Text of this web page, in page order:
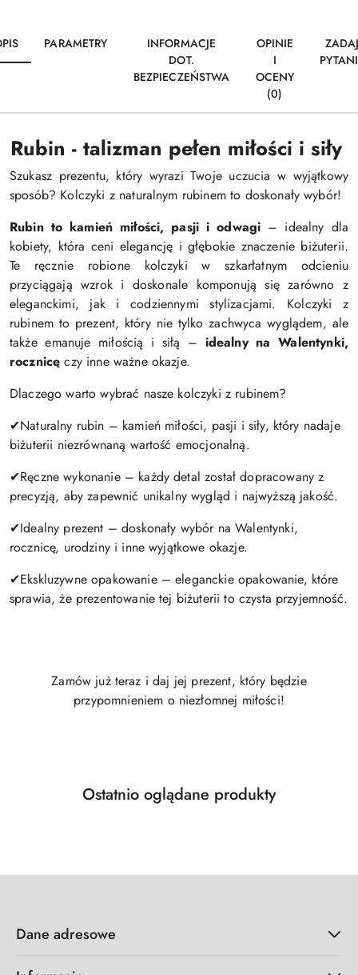
PARAMETRY
INFORMACJE
DOT.
BEZPIECZEŃSTWA
OPINIE
I
OCENY
(0)
Rubin - talizman pełen miłości i siły
Szukasz prezentu, który wyrazi Twoje uczucia w wyjątkowy
sposób? Kolczyki z naturalnym rubinem to doskonały wybór!
Rubin to kamień miłości, pasji i odwagi – idealny dla
kobiety, która ceni elegancję i głębokie znaczenie biżuterii.
Te ręcznie robione kolczyki w szkarłatnym odcieniu
przyciągają wzrok i doskonale komponują się zarówno z
eleganckimi, jak i codziennymi stylizacjami. Kolczyki z
rubinem to prezent, który nie tylko zachwyca wyglądem, ale
także emanuje miłością i siłą – idealny na Walentynki,
rocznicę czy inne ważne okazje.
Dlaczego warto wybrać nasze kolczyki z rubinem?
✔Naturalny rubin – kamień miłości, pasji i siły, który nadaje
biżuterii niezrównaną wartość emocjonalną.
✔Ręczne wykonanie – każdy detal został dopracowany z
precyzją, aby zapewnić unikalny wygląd i najwyższą jakość.
✔Idealny prezent – doskonały wybór na Walentynki,
rocznicę, urodziny i inne wyjątkowe okazje.
✔Ekskluzywne opakowanie – eleganckie opakowanie, które
sprawia, że prezentowanie tej biżuterii to czysta przyjemność.
Zamów już teraz i daj jej prezent, który będzie
przypomnieniem o niezłomnej miłości!
Pomiń karuzelę produktów
Produkty
Ostatnio oglądane produkty
Dane adresowe